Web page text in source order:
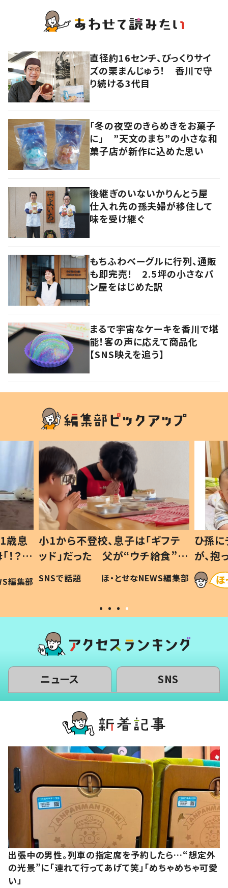
直径約16センチ、びっくりサイ
ズの栗まんじゅう！ 香川で守
り続ける3代目
「冬の夜空のきらめきをお菓子
に」 ”天文のまち”の小さな和
菓子店が新作に込めた思い
後継ぎのいないかりんとう屋
仕入れ先の孫夫婦が移住して
味を受け継ぐ
もちふわベーグルに行列、通販
も即完売！ 2.5坪の小さなパ
ン屋をはじめた訳
まるで宇宙なケーキを香川で堪
能！客の声に応えて商品化
【SNS映えを追う】
歳息
？」
編集部
小1から不登校、息子は「ギフテ
ッド」だった 父が“ウチ給食”を
作り続ける理由とは #令和の親
#令和の子
SNSで話題 ほ・とせなNEWS編集部
ひ孫
が、
「涙が
い」
ニュース SNS
出張中の男性。列車の指定席を予約したら…“想定外
の光景”に「連れて行ってあげて笑」「めちゃめちゃ可愛
い」